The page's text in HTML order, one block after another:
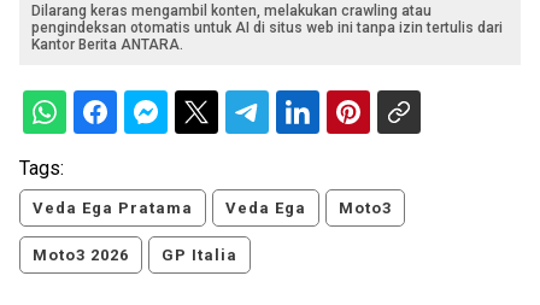
Dilarang keras mengambil konten, melakukan crawling atau
pengindeksan otomatis untuk AI di situs web ini tanpa izin tertulis dari
Kantor Berita ANTARA.
Tags:
Veda Ega Pratama Veda Ega Moto3
Moto3 2026 GP Italia